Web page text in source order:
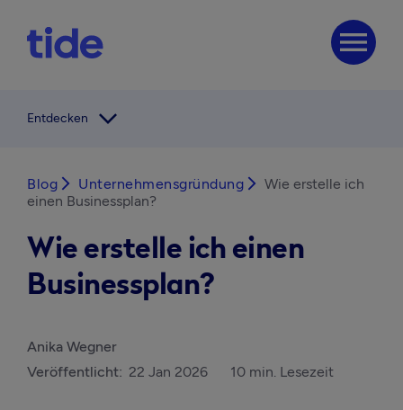
menu
Entdecken arrow_forward_ios
Blog arrow_forward_ios Unternehmensgründung arrow_forward_ios Wie erstelle ich
einen Businessplan?
Wie erstelle ich einen
Businessplan?
Anika Wegner
Veröffentlicht: 22 Jan 2026 10 min. Lesezeit